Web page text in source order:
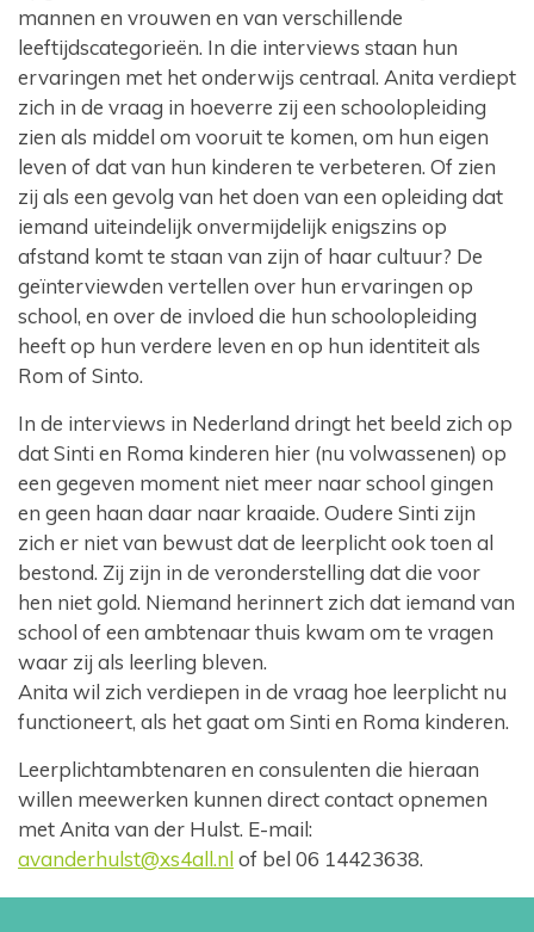
mannen en vrouwen en van verschillende
leeftijdscategorieën. In die interviews staan hun
ervaringen met het onderwijs centraal. Anita verdiept
zich in de vraag in hoeverre zij een schoolopleiding
zien als middel om vooruit te komen, om hun eigen
leven of dat van hun kinderen te verbeteren. Of zien
zij als een gevolg van het doen van een opleiding dat
iemand uiteindelijk onvermijdelijk enigszins op
afstand komt te staan van zijn of haar cultuur? De
geïnterviewden vertellen over hun ervaringen op
school, en over de invloed die hun schoolopleiding
heeft op hun verdere leven en op hun identiteit als
Rom of Sinto.
In de interviews in Nederland dringt het beeld zich op
dat Sinti en Roma kinderen hier (nu volwassenen) op
een gegeven moment niet meer naar school gingen
en geen haan daar naar kraaide. Oudere Sinti zijn
zich er niet van bewust dat de leerplicht ook toen al
bestond. Zij zijn in de veronderstelling dat die voor
hen niet gold. Niemand herinnert zich dat iemand van
school of een ambtenaar thuis kwam om te vragen
waar zij als leerling bleven.
Anita wil zich verdiepen in de vraag hoe leerplicht nu
functioneert, als het gaat om Sinti en Roma kinderen.
Leerplichtambtenaren en consulenten die hieraan
willen meewerken kunnen direct contact opnemen
met Anita van der Hulst. E-mail:
avanderhulst@xs4all.nlof bel 06 14423638.